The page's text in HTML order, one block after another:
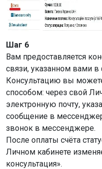
Шаг 6
Вам предоставляется
связи, указанном вами
Консультацию вы
способом: через свой
электронную почту,
сообщение в
звонок в мессенджере.
После оплаты счёта
Личном кабинете
консультация».